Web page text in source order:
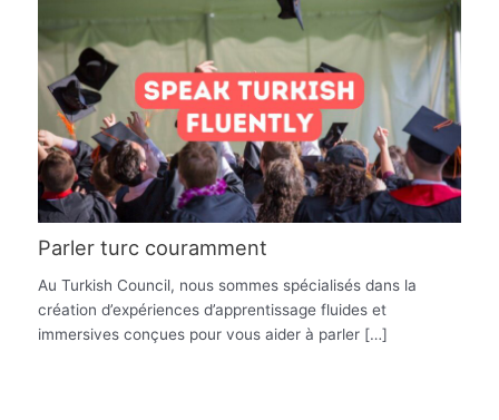
Parler turc couramment
Au Turkish Council, nous sommes spécialisés dans la
création d’expériences d’apprentissage fluides et
immersives conçues pour vous aider à parler […]